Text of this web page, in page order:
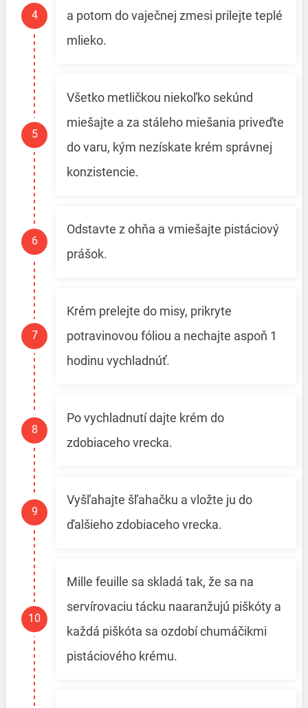
a potom do vaječnej zmesi prilejte teplé
mlieko.
Všetko metličkou niekoľko sekúnd
miešajte a za stáleho miešania priveďte
do varu, kým nezískate krém správnej
konzistencie.
Odstavte z ohňa a vmiešajte pistáciový
prášok.
Krém prelejte do misy, prikryte
potravinovou fóliou a nechajte aspoň 1
hodinu vychladnúť.
Po vychladnutí dajte krém do
zdobiaceho vrecka.
Vyšľahajte šľahačku a vložte ju do
ďalšieho zdobiaceho vrecka.
Mille feuille sa skladá tak, že sa na
servírovaciu tácku naaranžujú piškóty a
každá piškóta sa ozdobí chumáčikmi
pistáciového krému.